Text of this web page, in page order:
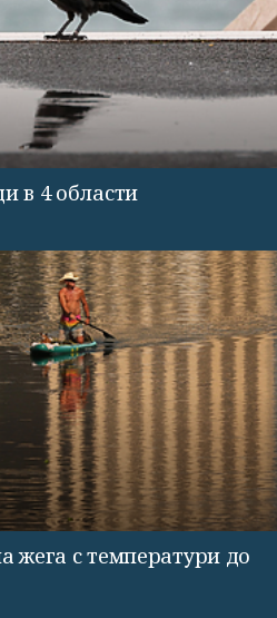
в 4 области
жега с температури до